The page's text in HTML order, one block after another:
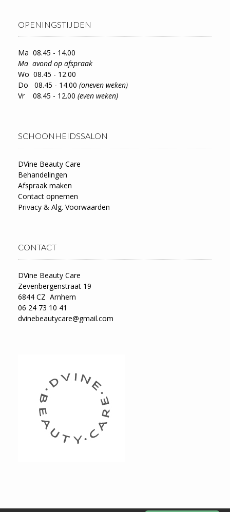
OPENINGSTIJDEN
Ma 08.45 - 14.00
Ma avond op afspraak
Wo 08.45 - 12.00
Do 08.45 - 14.00 (oneven weken)
Vr 08.45 - 12.00 (even weken)
SCHOONHEIDSSALON
DVine Beauty Care
Behandelingen
Afspraak maken
Contact opnemen
Privacy & Alg. Voorwaarden
CONTACT
DVine Beauty Care
Zevenbergenstraat 19
6844 CZ Arnhem
06 24 73 10 41
dvinebeautycare@gmail.com